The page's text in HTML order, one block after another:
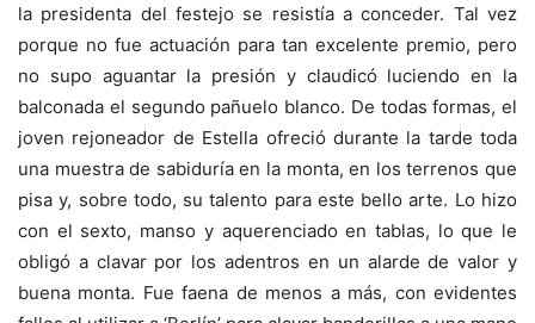
la presidenta del festejo se resistía a conceder. Tal vez
porque no fue actuación para tan excelente premio, pero
no supo aguantar la presión y claudicó luciendo en la
balconada el segundo pañuelo blanco. De todas formas, el
joven rejoneador de Estella ofreció durante la tarde toda
una muestra de sabiduría en la monta, en los terrenos que
pisa y, sobre todo, su talento para este bello arte. Lo hizo
con el sexto, manso y aquerenciado en tablas, lo que le
obligó a clavar por los adentros en un alarde de valor y
buena monta. Fue faena de menos a más, con evidentes